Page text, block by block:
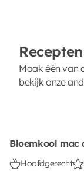
Maak één van
bekijk onze
Bloemkool mac
Hoofdgerecht